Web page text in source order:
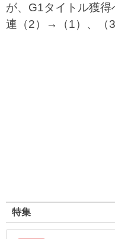
が、G1タイトル獲
連（2）→（1）、（3
特集